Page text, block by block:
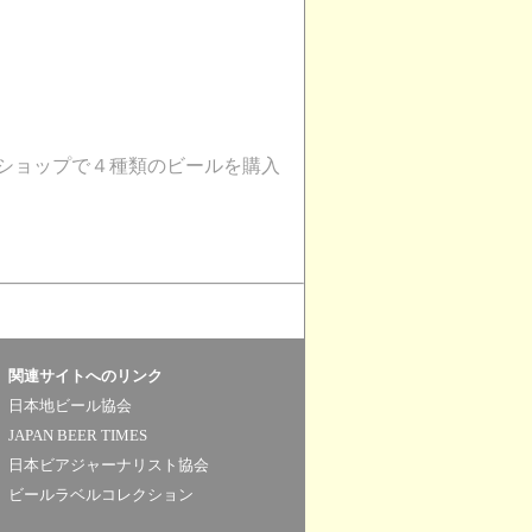
ョップで４種類のビールを購入